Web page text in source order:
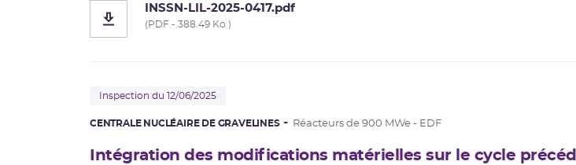
INSSN-LIL-2025-0417.pdf
(PDF - 388.49 Ko )
Inspection du 12/06/2025
CENTRALE NUCLÉAIRE DE GRAVELINES Réacteurs de 900 MWe - EDF
Intégration des modifications matérielles sur le cycle